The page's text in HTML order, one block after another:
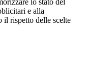
lo stato del
e alla
il rispetto delle scelte